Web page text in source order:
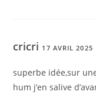
cricri 17 AVRIL 2025
superbe idée,sur
hum j’en salive